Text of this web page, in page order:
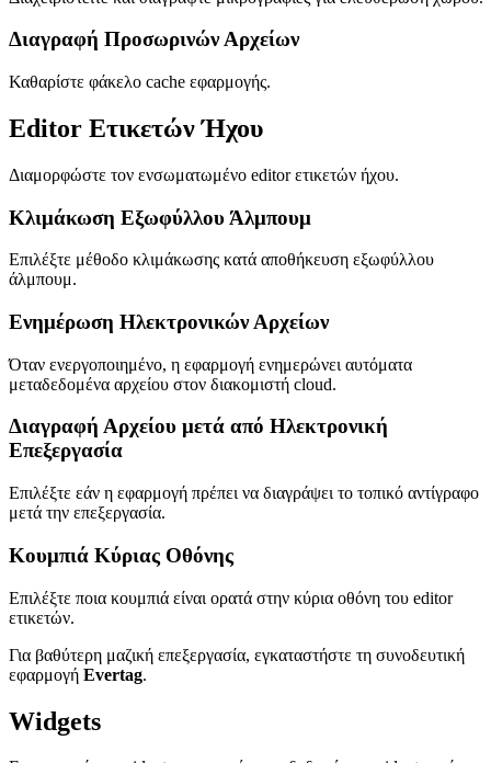
Διαγραφή Προσωρινών Αρχείων
Καθαρίστε φάκελο cache εφαρμογής.
Editor Ετικετών Ήχου
Διαμορφώστε τον ενσωματωμένο editor ετικετών ήχου.
Κλιμάκωση Εξωφύλλου Άλμπουμ
Επιλέξτε μέθοδο κλιμάκωσης κατά αποθήκευση εξωφύλλου
άλμπουμ.
Ενημέρωση Ηλεκτρονικών Αρχείων
Όταν ενεργοποιημένο, η εφαρμογή ενημερώνει αυτόματα
μεταδεδομένα αρχείου στον διακομιστή cloud.
Διαγραφή Αρχείου μετά από Ηλεκτρονική
Επεξεργασία
Επιλέξτε εάν η εφαρμογή πρέπει να διαγράψει το τοπικό αντίγραφο
μετά την επεξεργασία.
Κουμπιά Κύριας Οθόνης
Επιλέξτε ποια κουμπιά είναι ορατά στην κύρια οθόνη του editor
ετικετών.
Για βαθύτερη μαζική επεξεργασία, εγκαταστήστε τη συνοδευτική
εφαρμογή Evertag.
Widgets